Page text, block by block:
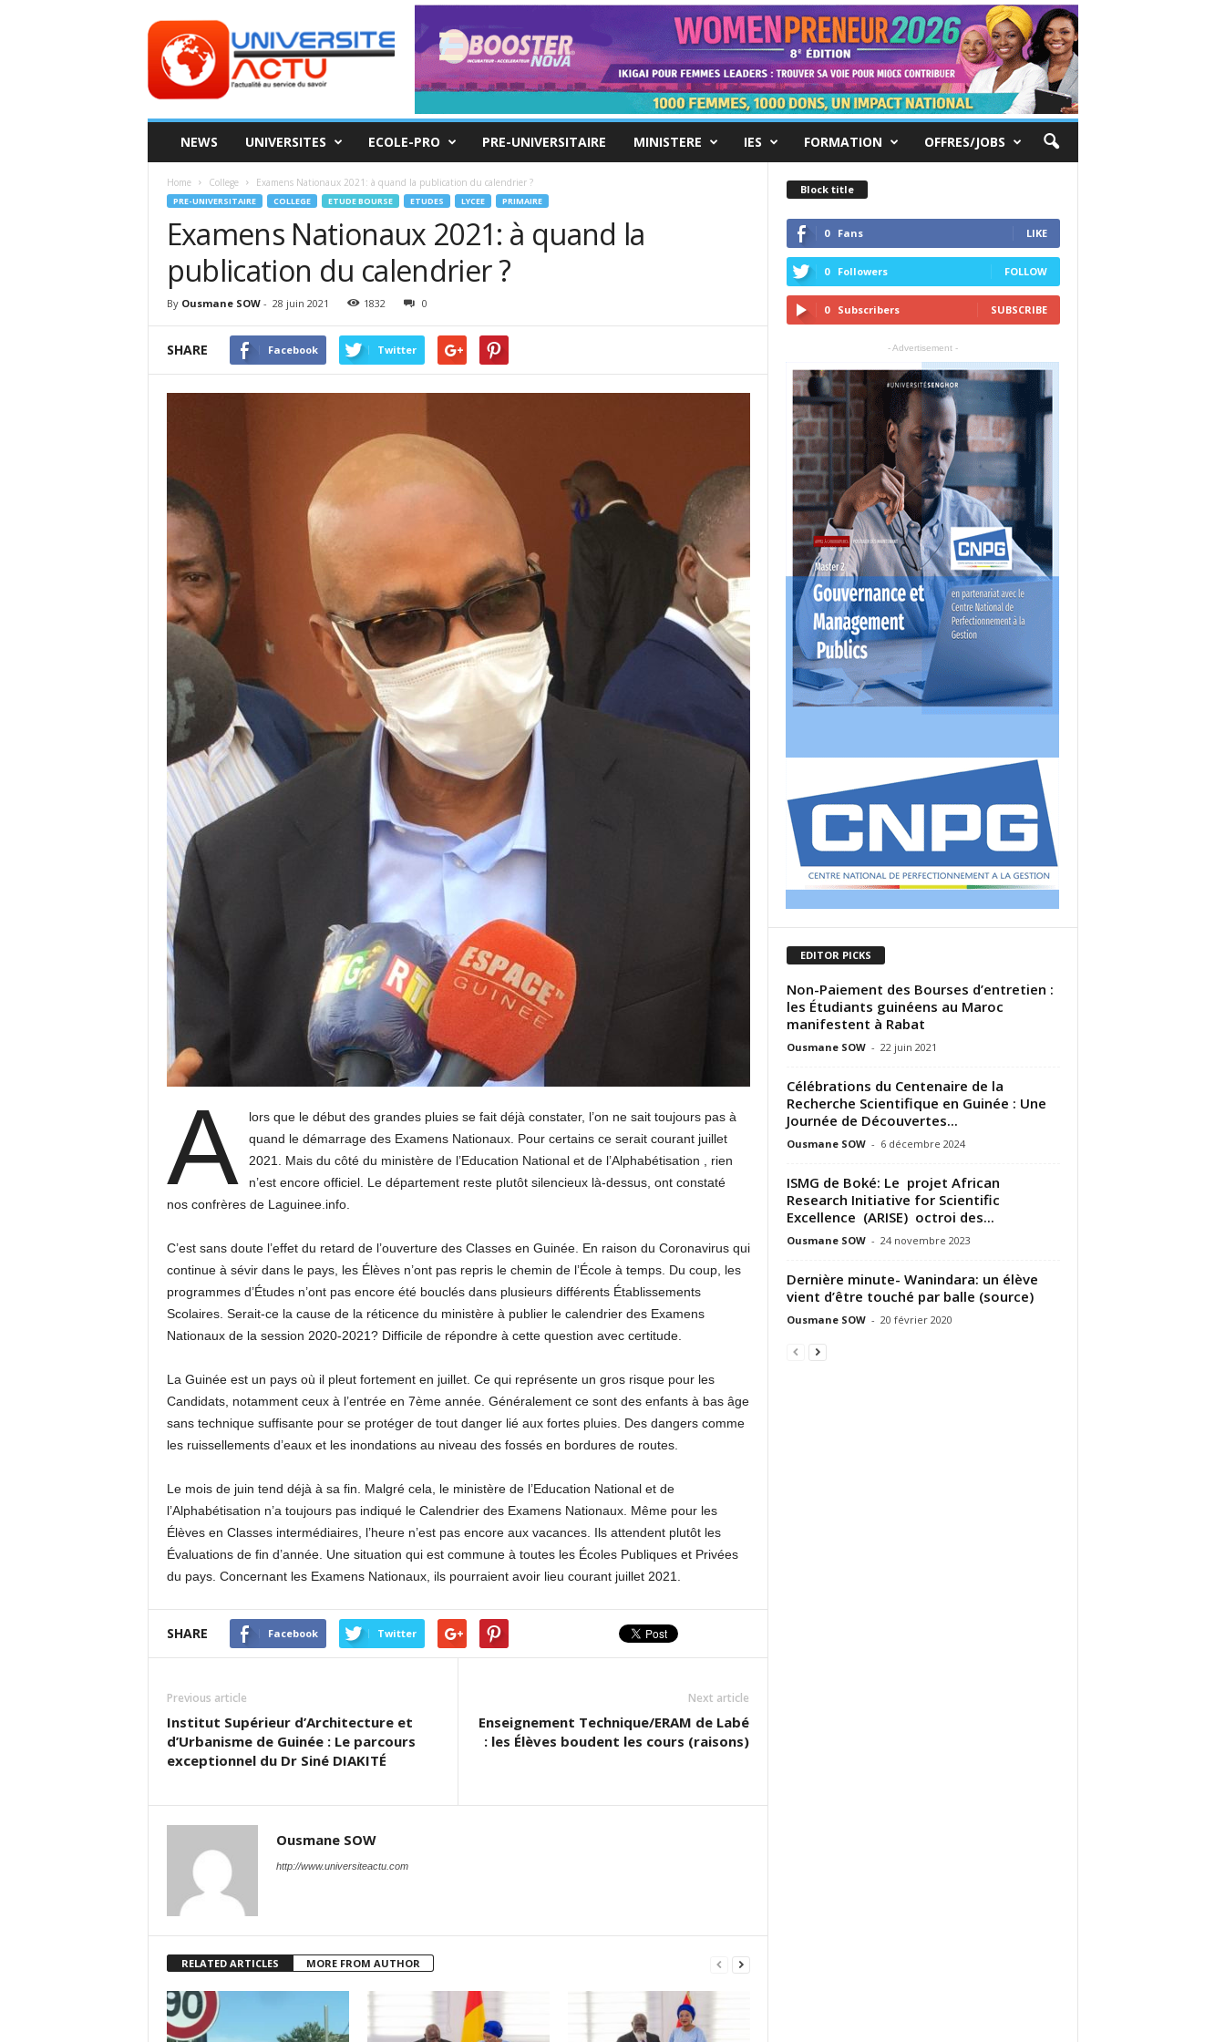
ACTU
NEWS UNIVERSITES ECOLE-PRO PRE-UNIVERSITAIRE MINISTERE IES FORMATION OFFRES/JOBS
Home College Examens Nationaux 2021: à quand la publication du calendrier ?
PRE-UNIVERSITAIRE COLLEGE ETUDE BOURSE ETUDES LYCEE PRIMAIRE
Examens Nationaux 2021: à quand la
publication du calendrier ?
By Ousmane SOW- 28 juin 2021 1832 0
SHARE Facebook Twitter
A
lors que le début des grandes pluies se fait déjà constater, l’on ne sait toujours pas à
quand le démarrage des Examens Nationaux. Pour certains ce serait courant juillet
2021. Mais du côté du ministère de l’Education National et de l’Alphabétisation , rien
n’est encore officiel. Le département reste plutôt silencieux là-dessus, ont constaté
nos confrères de Laguinee.info.
C’est sans doute l’effet du retard de l’ouverture des Classes en Guinée. En raison du Coronavirus qui
continue à sévir dans le pays, les Élèves n’ont pas repris le chemin de l’École à temps. Du coup, les
programmes d’Études n’ont pas encore été bouclés dans plusieurs différents Établissements
Scolaires. Serait-ce la cause de la réticence du ministère à publier le calendrier des Examens
Nationaux de la session 2020-2021? Difficile de répondre à cette question avec certitude.
La Guinée est un pays où il pleut fortement en juillet. Ce qui représente un gros risque pour les
Candidats, notamment ceux à l’entrée en 7ème année. Généralement ce sont des enfants à bas âge
sans technique suffisante pour se protéger de tout danger lié aux fortes pluies. Des dangers comme
les ruissellements d’eaux et les inondations au niveau des fossés en bordures de routes.
Le mois de juin tend déjà à sa fin. Malgré cela, le ministère de l’Education National et de
l’Alphabétisation n’a toujours pas indiqué le Calendrier des Examens Nationaux. Même pour les
Élèves en Classes intermédiaires, l’heure n’est pas encore aux vacances. Ils attendent plutôt les
Évaluations de fin d’année. Une situation qui est commune à toutes les Écoles Publiques et Privées
du pays. Concernant les Examens Nationaux, ils pourraient avoir lieu courant juillet 2021.
SHARE Facebook Twitter
Previous article
Institut Supérieur d’Architecture et
d’Urbanisme de Guinée : Le parcours
exceptionnel du Dr Siné DIAKITÉ
Next article
Enseignement Technique/ERAM de Labé
: les Élèves boudent les cours (raisons)
Ousmane SOW
http://www.universiteactu.com
RELATED ARTICLES MORE FROM AUTHOR
Block title
0 Fans LIKE
0 Followers FOLLOW
0 Subscribers SUBSCRIBE
- Advertisement -
EDITOR PICKS
Non-Paiement des Bourses d’entretien :
les Étudiants guinéens au Maroc
manifestent à Rabat
Ousmane SOW - 22 juin 2021
Célébrations du Centenaire de la
Recherche Scientifique en Guinée : Une
Journée de Découvertes...
Ousmane SOW - 6 décembre 2024
ISMG de Boké: Le projet African
Research Initiative for Scientific
Excellence (ARISE) octroi des...
Ousmane SOW - 24 novembre 2023
Dernière minute- Wanindara: un élève
vient d’être touché par balle (source)
Ousmane SOW - 20 février 2020